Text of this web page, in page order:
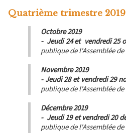
Quatrième trimestre 2019
Octobre 2019
- Jeudi 24 et vendredi 25
publique de l'Assemblée de
Novembre 2019
- Jeudi 28 et vendredi 29
publique de l'Assemblée de
Décembre 2019
- Jeudi 19 et vendredi 20
publique de l'Assemblée de